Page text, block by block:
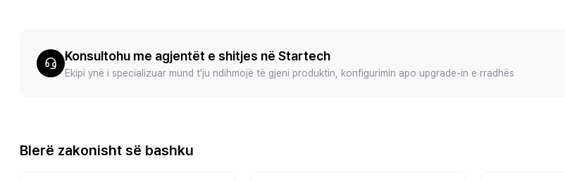
Konsultohu me agjentët e shitjes në Startech
Ekipi ynë i specializuar mund t'ju ndihmojë të gjeni produktin, konfigurimin apo upgrade-in e rradhës
Blerë zakonisht së bashku